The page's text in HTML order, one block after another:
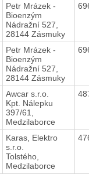
Petr Mrázek -
Bioenzým
Nádražní 527,
28144 Zásmuky
Petr Mrázek -
Bioenzým
Nádražní 527,
28144 Zásmuky
Awcar s.r.o.
Kpt. Nálepku
397/61,
Medzilaborce
Karas, Elektro
s.r.o.
Tolstého,
Medzilaborce